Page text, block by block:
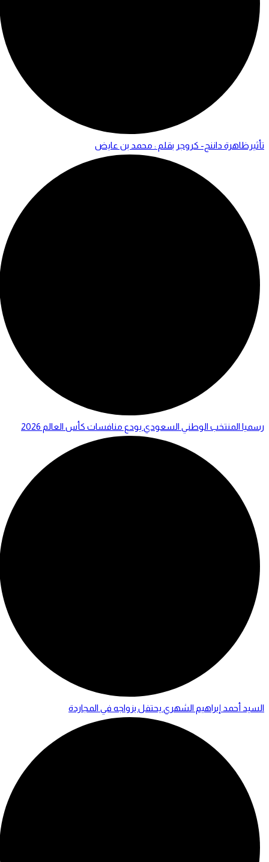
تأثيرظاهرة داننج- كروجر بقلم : محمد بن عايض
رسميا المنتخب الوطني السعودي يودع منافسات كأس العالم 2026
السيد أحمد إبراهيم الشهري يحتفل بزواجه في المجاردة